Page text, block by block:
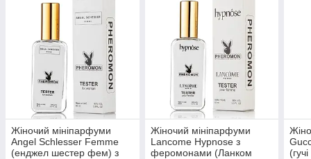
Жіночий мініпарфуми
Angel Schlesser Femme
(енджел шестер фем) з
Жіночий мініпарфуми
Lancome Hypnose з
феромонами (Ланком